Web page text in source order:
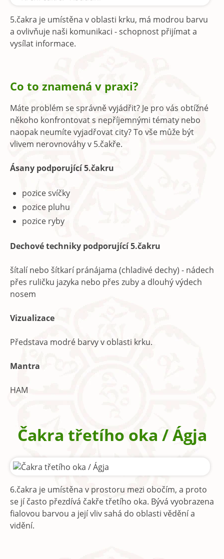
5.čakra je umístěna v oblasti krku, má modrou barvu
a ovlivňuje naši komunikaci - schopnost přijímat a
vysílat informace.
Co to znamená v praxi?
Máte problém se správně vyjádřit? Je pro vás obtížné
někoho konfrontovat s nepříjemnými tématy nebo
naopak neumíte vyjadřovat city? To vše může být
vlivem nerovnováhy v 5.čakře.
Ásany podporující 5.čakru
pozice svíčky
pozice pluhu
pozice ryby
Dechové techniky podporující 5.čakru
šítalí nebo šítkarí pránájama (chladivé dechy) - nádech
přes ruličku jazyka nebo přes zuby a dlouhý výdech
nosem
Vizualizace
Představa modré barvy v oblasti krku.
Mantra
HAM
Čakra třetího oka / Ágja
6.čakra je umístěna v prostoru mezi obočím, a proto
se jí často přezdívá čakře třetího oka. Bývá vyobrazena
fialovou barvou a její vliv sahá do oblasti vědění a
vidění.